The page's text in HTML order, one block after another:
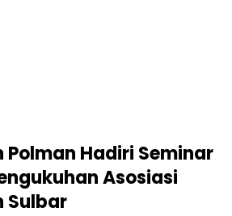
Polman Hadiri Seminar
Asosiasi
Sulbar